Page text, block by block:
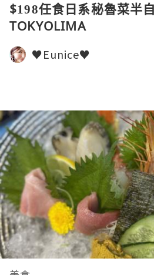
$198任食日系秘魯菜半
TOKYOLIMA
♥Eunice♥